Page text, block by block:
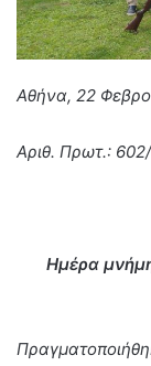
Αθήνα, 22
Αριθ. Πρωτ.:
Ημέρα